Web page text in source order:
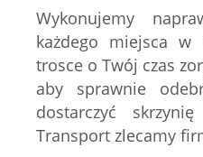
Wykonujemy
każdego miejsca
trosce o Twój czas
aby sprawnie
dostarczyć
Transport zlecamy